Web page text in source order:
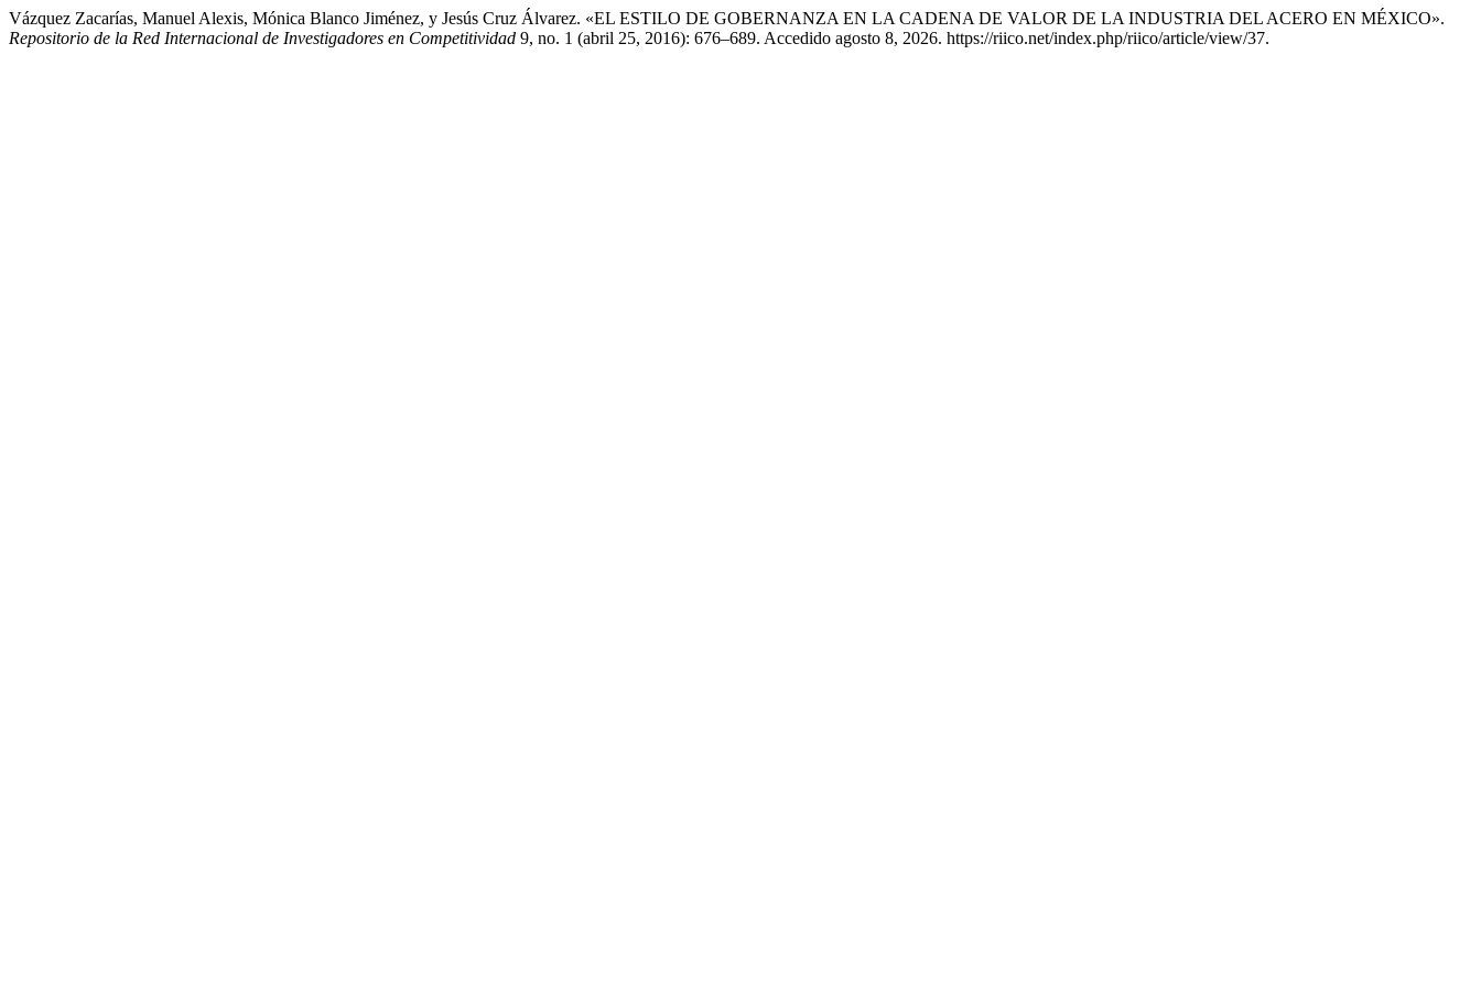
Vázquez Zacarías, Manuel Alexis, Mónica Blanco Jiménez, y Jesús Cruz Álvarez. «EL ESTILO DE GOBERNANZA EN LA CADENA DE VALOR DE LA INDUSTRIA DEL ACERO EN MÉXICO».
Repositorio de la Red Internacional de Investigadores en Competitividad 9, no. 1 (abril 25, 2016): 676–689. Accedido agosto 8, 2026. https://riico.net/index.php/riico/article/view/37.